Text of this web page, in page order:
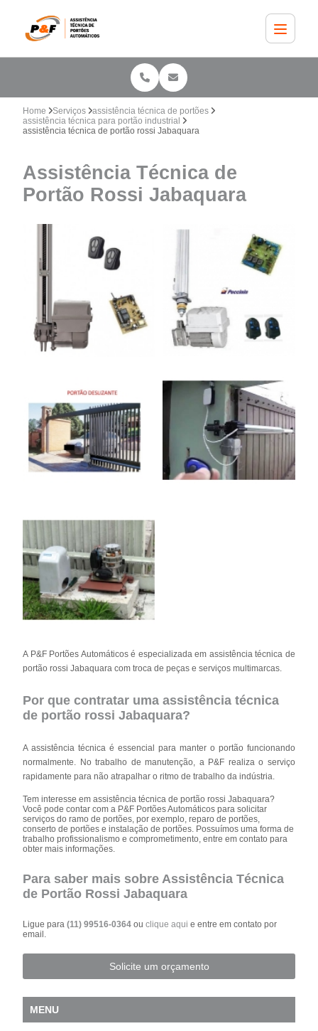
Home Serviços
assistência técnica de portões
assistência técnica para portão industrial
assistência técnica de portão rossi Jabaquara
Assistência Técnica de
Portão Rossi Jabaquara
A P&F Portões Automáticos é especializada em assistência técnica de
portão rossi Jabaquara com troca de peças e serviços multimarcas.
Por que contratar uma assistência técnica
de portão rossi Jabaquara?
A assistência técnica é essencial para manter o portão funcionando
normalmente. No trabalho de manutenção, a P&F realiza o serviço
rapidamente para não atrapalhar o ritmo de trabalho da indústria.
Tem interesse em assistência técnica de portão rossi Jabaquara?
Você pode contar com a P&F Portões Automáticos para solicitar
serviços do ramo de portões, por exemplo, reparo de portões,
conserto de portões e instalação de portões. Possuímos uma forma de
trabalho profissionalismo e comprometimento, entre em contato para
obter mais informações.
Para saber mais sobre Assistência Técnica
de Portão Rossi Jabaquara
Ligue para(11) 99516-0364ouclique aqui e entre em contato por
email.
Solicite um orçamento
MENU